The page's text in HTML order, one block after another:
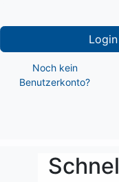
Login
Noch kein
Benutzerkonto?